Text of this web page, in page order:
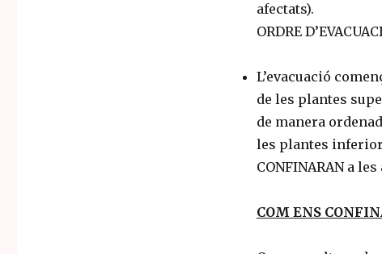
afectats).
ORDRE
L’evacuació
de les plantes
de manera
les plantes
CONFINARAN a
COM ENS